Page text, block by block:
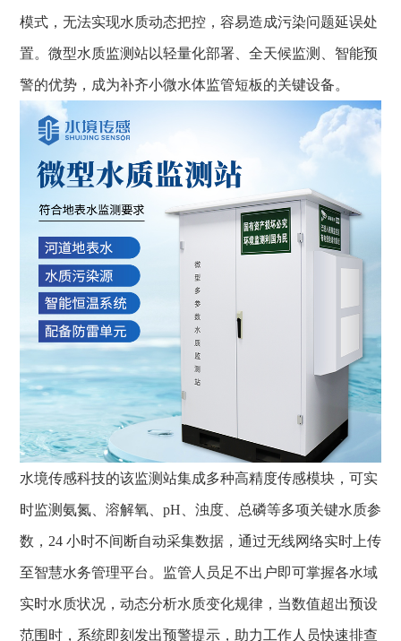
模式，无法实现水质动态把控，容易造成污染问题延误处
置。 微型水质监测站以轻量化部署、全天候监测、智能预
警的优势，成为补齐小微水体监管短板的关键设备。
水境传感科技的该监测站集成多种高精度传感模块，可实
时监测氨氮、溶解氧、pH、浊度、总磷等多项关键水质参
数，24 小时不间断自动采集数据，通过无线网络实时上传
至智慧水务管理平台。监管人员足不出户即可掌握各水域
实时水质状况，动态分析水质变化规律，当数值超出预设
范围时，系统即刻发出预警提示，助力工作人员快速排查